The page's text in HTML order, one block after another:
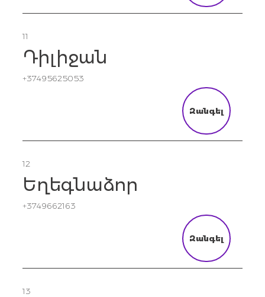
11
Դիլիջան
+37495625053
Զանգել
12
Եղեգնաձոր
+3749662163
Զանգել
13